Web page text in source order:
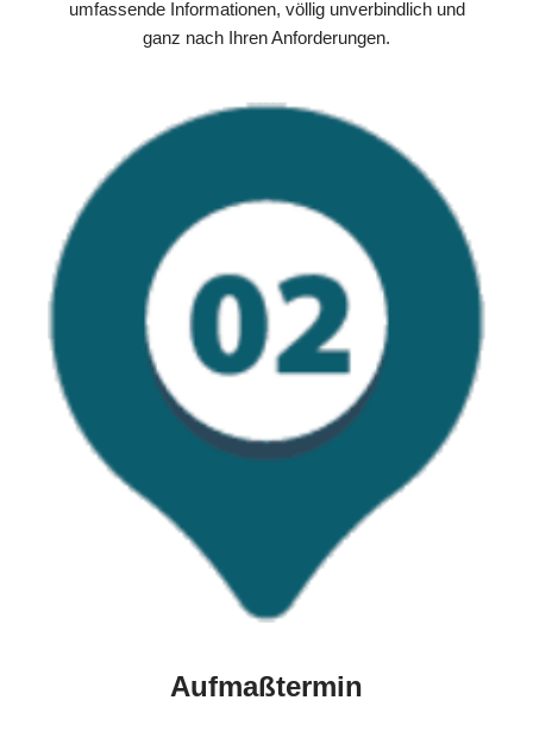
umfassende Informationen, völlig unverbindlich und
ganz nach Ihren Anforderungen.
Aufmaßtermin